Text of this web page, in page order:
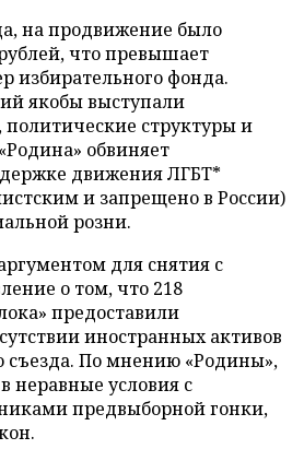
на продвижение было
что превышает
избирательного фонда.
якобы выступали
структуры и
обвиняет
движения ЛГБТ*
и запрещено в России)
розни.
для снятия с
о том, что 218
предоставили
иностранных активов
съезда. По мнению «Родины»,
неравные условия с
предвыборной гонки,